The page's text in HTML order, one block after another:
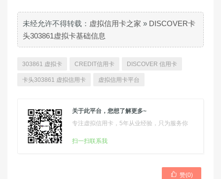
未经允许不得转载： 虚拟信用卡之家 » DISCOVER卡
头303861虚拟卡基础信息
303861 虚拟卡 CREDIT信用卡 DISCOVER 信用卡
卡头303861 虚拟信用卡 虚拟信用卡平台
关于此平台，您想了解更多~
专注虚拟信用卡，5年从业经验，只为服务你
扫一扫联系我
 赞(0)